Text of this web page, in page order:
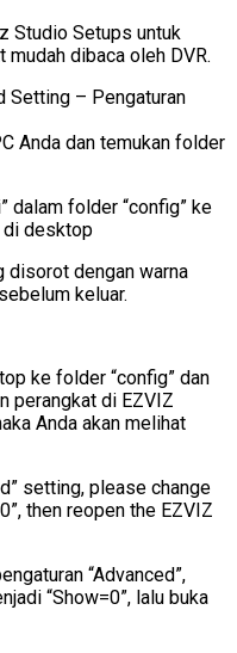
Studio Setups untuk
dibaca oleh DVR.
Setting – Pengaturan
Anda dan temukan folder
dalam folder “config” ke
di desktop
disorot dengan warna
keluar.
ke folder “config” dan
perangkat di EZVIZ
Anda akan melihat
setting, please change
then reopen the EZVIZ
“Advanced”,
“Show=0”, lalu buka